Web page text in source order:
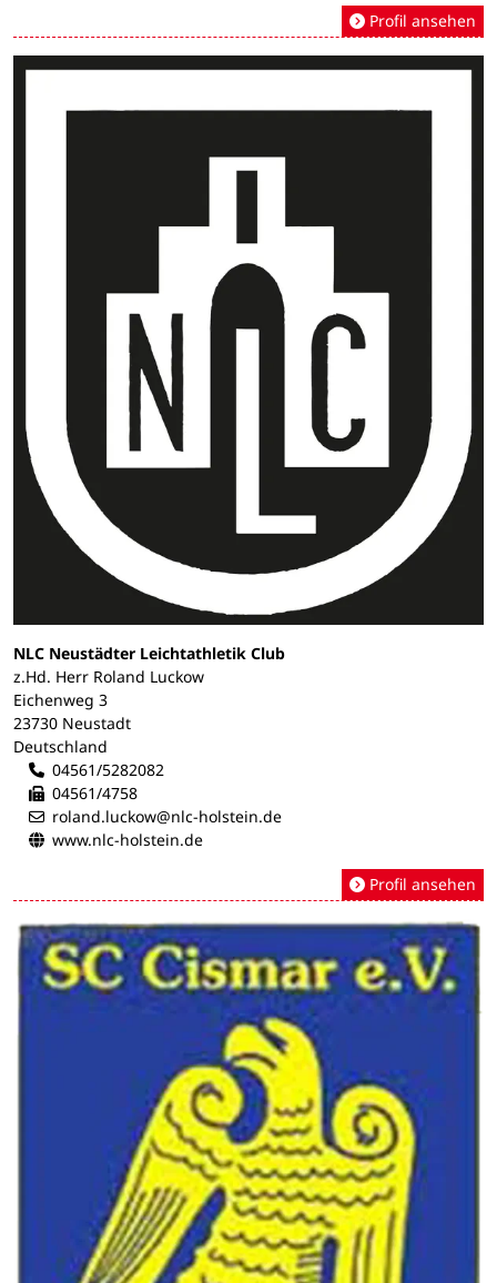
Profil ansehen
NLC Neustädter Leichtathletik Club
z.Hd. Herr Roland Luckow
Eichenweg 3
23730 Neustadt
Deutschland
04561/5282082
04561/4758
roland.luckow@nlc-holstein.de
www.nlc-holstein.de
Profil ansehen